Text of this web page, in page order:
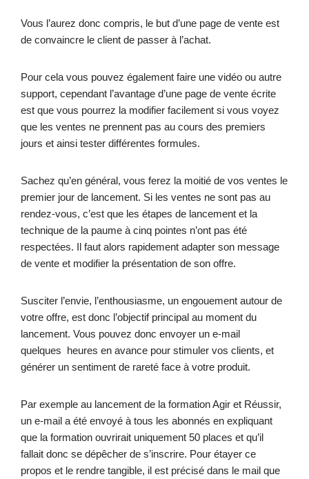
Vous l’aurez donc compris, le but d’une page de vente est
de convaincre le client de passer à l’achat.
Pour cela vous pouvez également faire une vidéo ou autre
support, cependant l’avantage d’une page de vente écrite
est que vous pourrez la modifier facilement si vous voyez
que les ventes ne prennent pas au cours des premiers
jours et ainsi tester différentes formules.
Sachez qu’en général, vous ferez la moitié de vos ventes le
premier jour de lancement. Si les ventes ne sont pas au
rendez-vous, c’est que les étapes de lancement et la
technique de la paume à cinq pointes n’ont pas été
respectées. Il faut alors rapidement adapter son message
de vente et modifier la présentation de son offre.
Susciter l’envie, l’enthousiasme, un engouement autour de
votre offre, est donc l’objectif principal au moment du
lancement. Vous pouvez donc envoyer un e-mail
quelques heures en avance pour stimuler vos clients, et
générer un sentiment de rareté face à votre produit.
Par exemple au lancement de la formation Agir et Réussir,
un e-mail a été envoyé à tous les abonnés en expliquant
que la formation ouvrirait uniquement 50 places et qu’il
fallait donc se dépêcher de s’inscrire. Pour étayer ce
propos et le rendre tangible, il est précisé dans le mail que